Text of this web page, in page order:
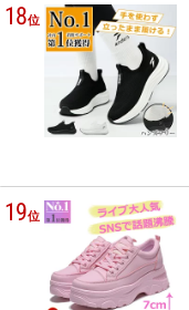
18位
19位